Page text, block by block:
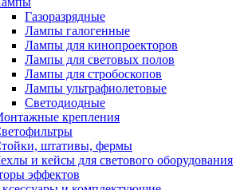
Газоразрядные
Лампы галогенные
Лампы для кинопроекторов
Лампы для световых полов
Лампы для стробоскопов
Лампы ультрафиолетовые
Светодиодные
крепления
штативы, фермы
и кейсы для светового оборудования
эффектов